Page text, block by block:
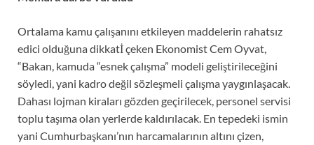
Ortalama kamu çalışanını etkileyen maddelerin rahatsız
edici olduğuna dikkatİ çeken Ekonomist Cem Oyvat,
“Bakan, kamuda “esnek çalışma” modeli geliştirileceğini
söyledi, yani kadro değil sözleşmeli çalışma yaygınlaşacak.
Dahası lojman kiraları gözden geçirilecek, personel servisi
toplu taşıma olan yerlerde kaldırılacak. En tepedeki ismin
yani Cumhurbaşkanı’nın harcamalarının altını çizen,